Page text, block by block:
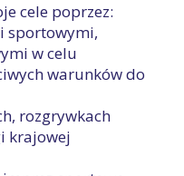
cele poprzez:
sportowymi,
w celu
warunków do
rozgrywkach
krajowej